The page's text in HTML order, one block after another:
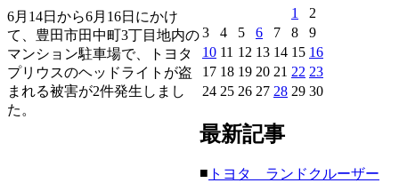
6月14日から6月16日にかけ
て、豊田市田中町3丁目地内の
マンション駐車場で、トヨタ
プリウスのヘッドライトが盗
まれる被害が2件発生しまし
た。
1
2
3
4 5 6 7 8
9
10 11 12 13 14 15 16
17 18 19 20 21 22 23
24 25 26 27 28 29 30
最新記事
■ トヨタ ランドクルーザー